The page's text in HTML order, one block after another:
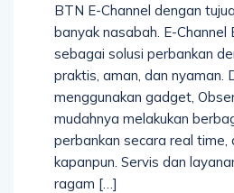
BTN E-Channel dengan
banyak nasabah. E-Channel
sebagai solusi perbankan
praktis, aman, dan nyaman.
menggunakan gadget,
mudahnya melakukan
perbankan secara real time,
kapanpun. Servis dan
ragam […]